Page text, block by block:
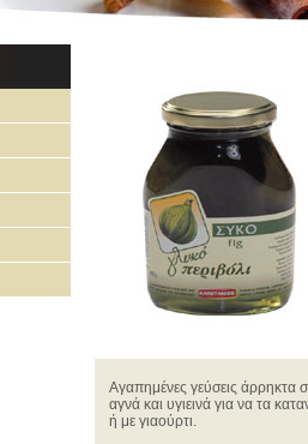
Αγαπημένες γεύσεις άρρηκτα
αγνά και υγιεινά για να τα
ή με γιαούρτι.